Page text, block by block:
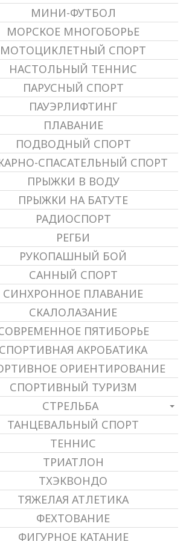
МИНИ-ФУТБОЛ
МОРСКОЕ МНОГОБОРЬЕ
МОТОЦИКЛЕТНЫЙ СПОРТ
НАСТОЛЬНЫЙ ТЕННИС
ПАРУСНЫЙ СПОРТ
ПАУЭРЛИФТИНГ
ПЛАВАНИЕ
ПОДВОДНЫЙ СПОРТ
СПАСАТЕЛЬНЫЙ СПОРТ
ПРЫЖКИ В ВОДУ
ПРЫЖКИ НА БАТУТЕ
РАДИОСПОРТ
РЕГБИ
РУКОПАШНЫЙ БОЙ
САННЫЙ СПОРТ
СИНХРОННОЕ ПЛАВАНИЕ
СКАЛОЛАЗАНИЕ
ПЯТИБОРЬЕ
СПОРТИВНАЯ АКРОБАТИКА
ОРИЕНТИРОВАНИЕ
СПОРТИВНЫЙ ТУРИЗМ
СТРЕЛЬБА
ТАНЦЕВАЛЬНЫЙ СПОРТ
ТЕННИС
ТРИАТЛОН
ТХЭКВОНДО
ТЯЖЕЛАЯ АТЛЕТИКА
ФЕХТОВАНИЕ
ФИГУРНОЕ КАТАНИЕ